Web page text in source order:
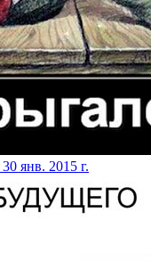
30 янв. 2015 г.